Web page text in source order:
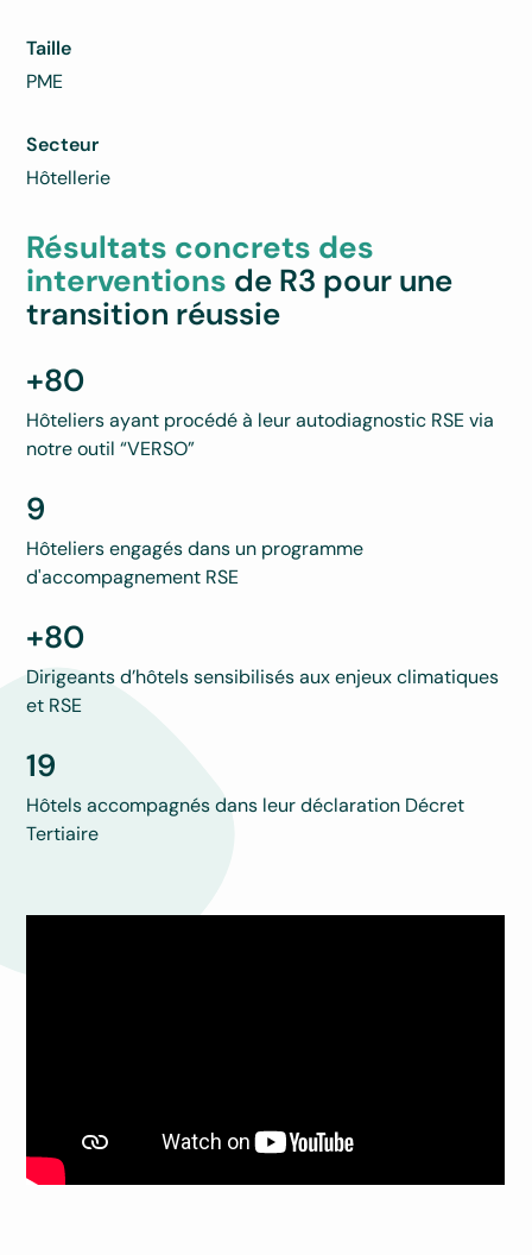
Taille
PME
Secteur
Hôtellerie
Résultats concrets des
interventions de R3 pour une
transition réussie
+80
Hôteliers ayant procédé à leur autodiagnostic RSE via
notre outil “VERSO”
9
Hôteliers engagés dans un programme
d'accompagnement RSE
+80
Dirigeants d’hôtels sensibilisés aux enjeux climatiques
et RSE
19
Hôtels accompagnés dans leur déclaration Décret
Tertiaire